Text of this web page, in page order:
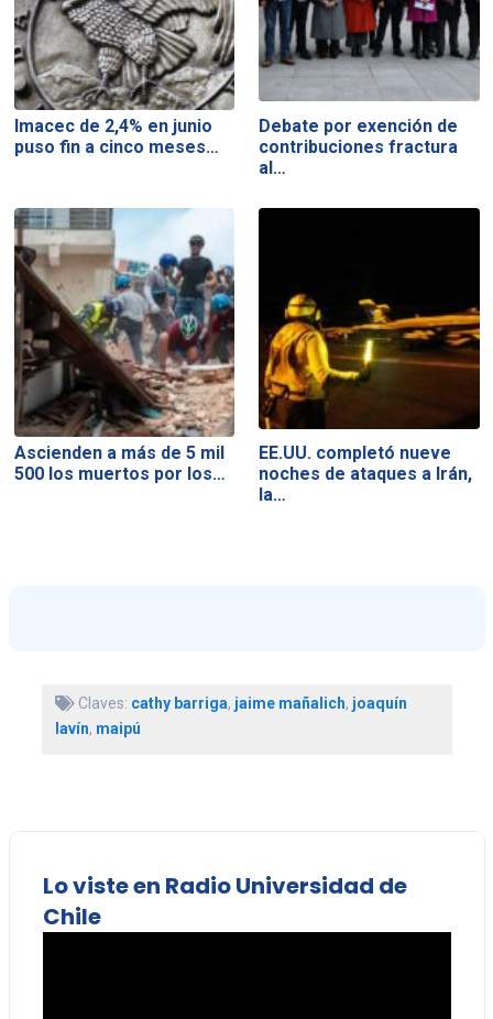
Imacec de 2,4% en junio
puso fin a cinco meses…
Debate por exención de
contribuciones fractura
al…
Ascienden a más de 5 mil
500 los muertos por los…
EE.UU. completó nueve
noches de ataques a Irán,
la…
Claves: cathy barriga, jaime mañalich, joaquín
lavín, maipú
Lo viste en Radio Universidad de
Chile